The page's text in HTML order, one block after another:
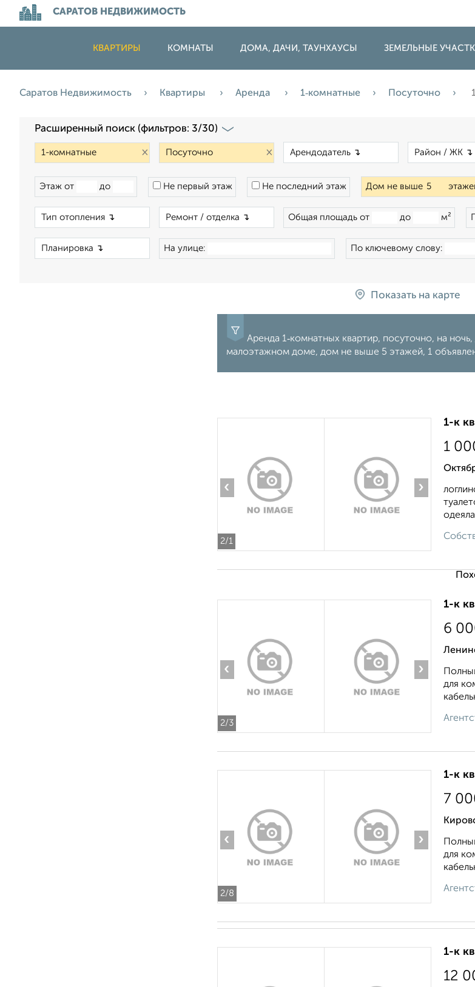
САРАТОВ НЕДВИЖИМОСТЬ
КВАРТИРЫ КОМНАТЫ ДОМА, ДАЧИ, ТАУНХАУСЫ ЗЕМЕЛЬНЫЕ
Саратов Недвижимость Квартиры Аренда 1‑комнатные Посуточно
Расширенный поиск (фильтров: 3/30)
× ×
Этаж от до Не первый этаж Не последний этаж Дом не выше
Общая площадь от до м²
На улице: По ключевому слову:
Показать на карте
Аренда 1‑комнатных квартир, посуточно, на
малоэтажном доме, дом не выше 5 этажей, 1
2/1
‹ ›
1-к
1
2/3
‹ ›
1-к
6
для
2/8
‹ ›
1-к
7
для
1-к
12